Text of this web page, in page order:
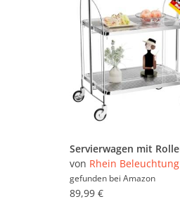
von Rhein Beleuchtung
gefunden bei Amazon
89,99 €